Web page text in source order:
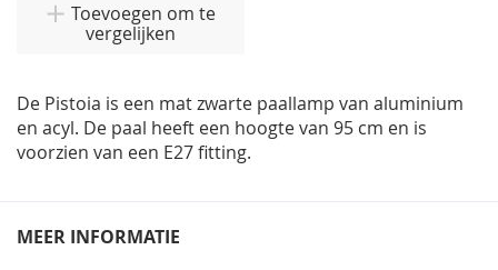
Toevoegen om te
vergelijken
De Pistoia is een mat zwarte paallamp van aluminium
en acyl. De paal heeft een hoogte van 95 cm en is
voorzien van een E27 fitting.
MEER INFORMATIE